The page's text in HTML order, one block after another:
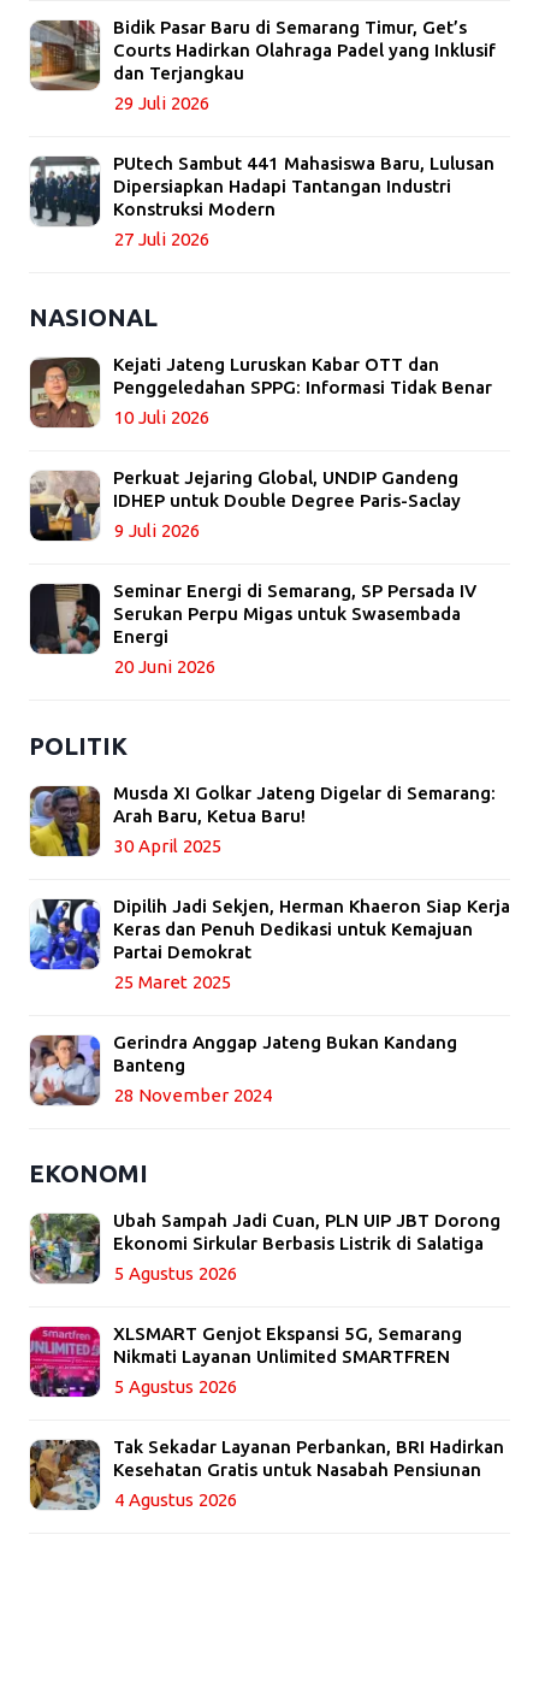
Bidik Pasar Baru di Semarang Timur, Get’s
Courts Hadirkan Olahraga Padel yang Inklusif
dan Terjangkau
29 Juli 2026
PUtech Sambut 441 Mahasiswa Baru, Lulusan
Dipersiapkan Hadapi Tantangan Industri
Konstruksi Modern
27 Juli 2026
NASIONAL
Kejati Jateng Luruskan Kabar OTT dan
Penggeledahan SPPG: Informasi Tidak Benar
10 Juli 2026
Perkuat Jejaring Global, UNDIP Gandeng
IDHEP untuk Double Degree Paris-Saclay
9 Juli 2026
Seminar Energi di Semarang, SP Persada IV
Serukan Perpu Migas untuk Swasembada
Energi
20 Juni 2026
POLITIK
Musda XI Golkar Jateng Digelar di Semarang:
Arah Baru, Ketua Baru!
30 April 2025
Dipilih Jadi Sekjen, Herman Khaeron Siap Kerja
Keras dan Penuh Dedikasi untuk Kemajuan
Partai Demokrat
25 Maret 2025
Gerindra Anggap Jateng Bukan Kandang
Banteng
28 November 2024
EKONOMI
Ubah Sampah Jadi Cuan, PLN UIP JBT Dorong
Ekonomi Sirkular Berbasis Listrik di Salatiga
5 Agustus 2026
XLSMART Genjot Ekspansi 5G, Semarang
Nikmati Layanan Unlimited SMARTFREN
5 Agustus 2026
Tak Sekadar Layanan Perbankan, BRI Hadirkan
Kesehatan Gratis untuk Nasabah Pensiunan
4 Agustus 2026